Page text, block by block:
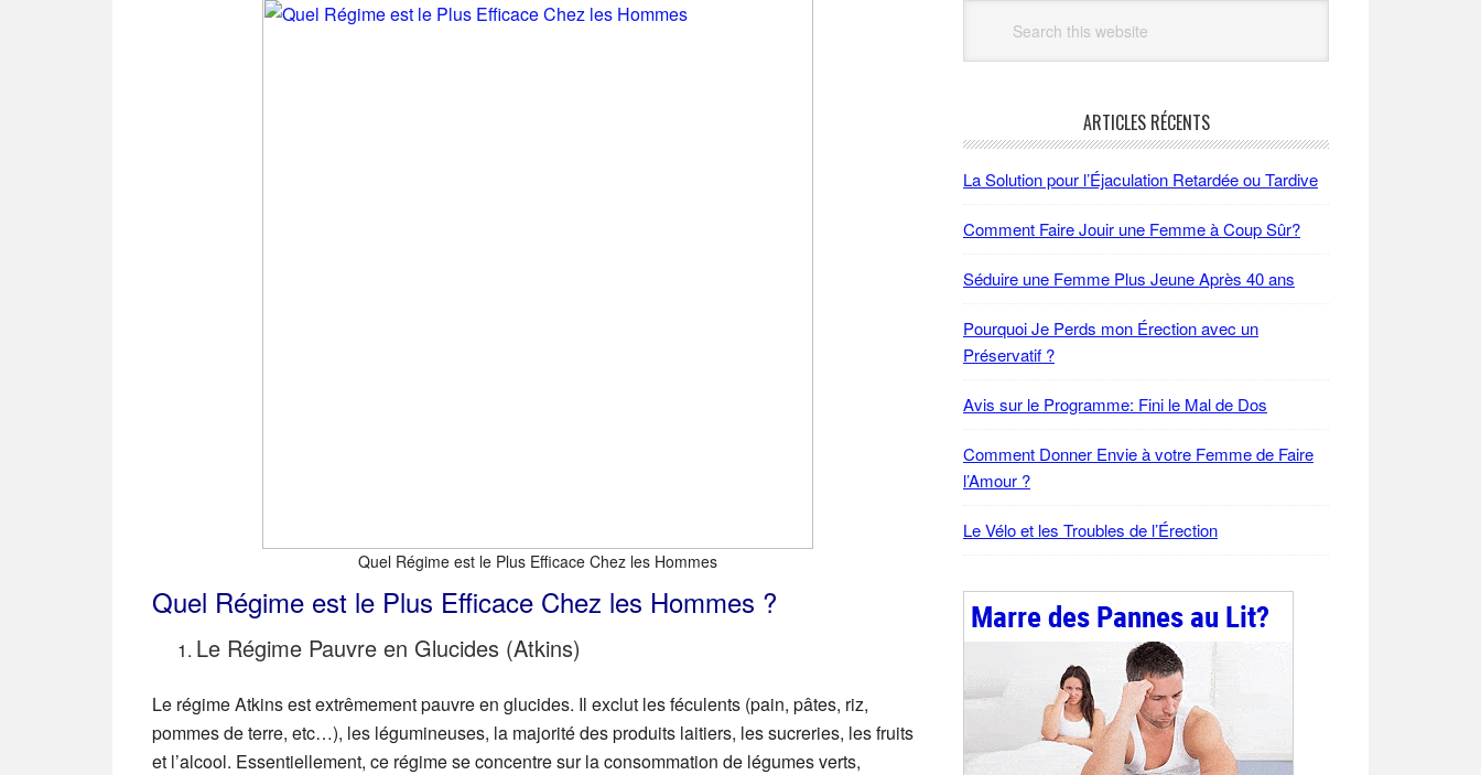
Quel Régime est le Plus Efficace Chez les Hommes
Quel Régime est le Plus Efficace Chez les Hommes ?
Le Régime Pauvre en Glucides (Atkins)
Le régime Atkins est extrêmement pauvre en glucides. Il exclut les féculents (pain, pâtes, riz,
pommes de terre, etc…), les légumineuses, la majorité des produits laitiers, les sucreries, les fruits
et l’alcool. Essentiellement, ce régime se concentre sur la consommation de légumes verts,
website
ARTICLES RÉCENTS
La Solution pour l’Éjaculation Retardée ou Tardive
Comment Faire Jouir une Femme à Coup Sûr?
Séduire une Femme Plus Jeune Après 40 ans
Pourquoi Je Perds mon Érection avec un
Préservatif ?
Avis sur le Programme: Fini le Mal de Dos
Comment Donner Envie à votre Femme de Faire
l’Amour ?
Le Vélo et les Troubles de l’Érection